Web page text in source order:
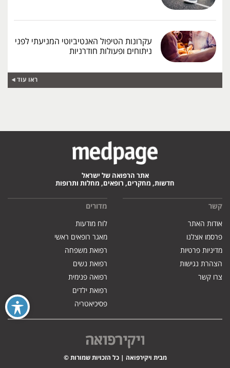
עקרונות הטיפול האנטיביוטי המניעתי לפני
ניתוחים ופעולות חודרניות
ראו עוד
אתר הרפואה של ישראל
חדשות, מחקרים, רופאים, מחלות ותרופות
קשר
אודות האתר
פרסמו אצלנו
מדיניות פרטיות
הצהרת נגישות
צרו קשר
מדורים
לוח מודעות
מאגר רופאים ראשי
רפואת משפחה
רפואת נשים
רפואה פנימית
רפואת ילדים
פסיכיאטריה
מבית ויקירפואה | כל הזכויות שמורות ©